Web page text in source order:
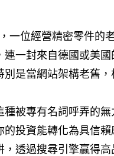
一位經營精密零件的
連一封來自德國或美
別是當網站架構老舊
種被專有名詞呼弄的
的投資能轉化為具信
，透過搜尋引擎贏得高